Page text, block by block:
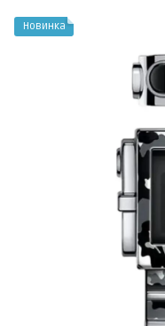
Новинка